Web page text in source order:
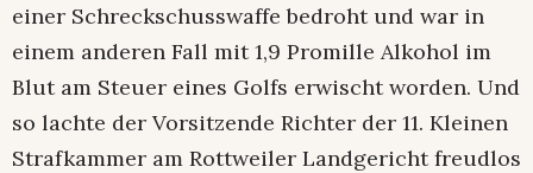
einer Schreckschusswaffe bedroht und war in
einem anderen Fall mit 1,9 Promille Alkohol im
Blut am Steuer eines Golfs erwischt worden. Und
so lachte der Vorsitzende Richter der 11. Kleinen
Strafkammer am Rottweiler Landgericht freudlos